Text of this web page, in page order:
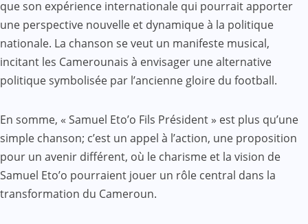
que son expérience internationale qui pourrait apporter
une perspective nouvelle et dynamique à la politique
nationale. La chanson se veut un manifeste musical,
incitant les Camerounais à envisager une alternative
politique symbolisée par l’ancienne gloire du football.
En somme, « Samuel Eto’o Fils Président » est plus qu’une
simple chanson; c’est un appel à l’action, une proposition
pour un avenir différent, où le charisme et la vision de
Samuel Eto’o pourraient jouer un rôle central dans la
transformation du Cameroun.